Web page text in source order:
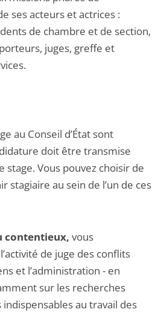
ses acteurs et actrices :
de chambre et de section,
juges, greffe et
au Conseil d’État sont
doit être transmise
stage. Vous pouvez choisir de
stagiaire au sein de l’un de ces
contentieux, vous
de juge des conflits
et l’administration - en
sur les recherches
au travail des